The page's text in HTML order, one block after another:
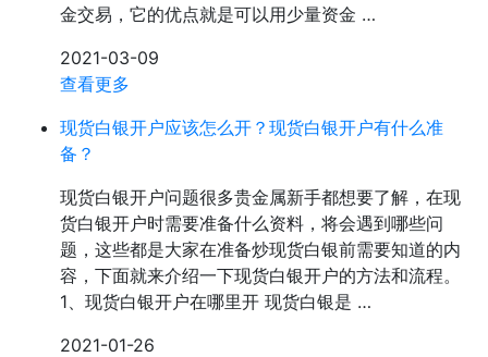
金交易，它的优点就是可以用少量资金 …
2021-03-09
查看更多
现货白银开户应该怎么开？现货白银开户有什么准
备？
现货白银开户问题很多贵金属新手都想要了解，在现
货白银开户时需要准备什么资料，将会遇到哪些问
题，这些都是大家在准备炒现货白银前需要知道的内
容，下面就来介绍一下现货白银开户的方法和流程。
1、现货白银开户在哪里开 现货白银是 …
2021-01-26